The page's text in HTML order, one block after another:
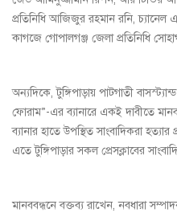
প্রতিনিধি আজিজুর রহমান রনি, চ্যানেল
কাগজে গোপালগঞ্জ জেলা প্রতিনিধি
অন্যদিকে, টুঙ্গিপাড়ায় পাটগাতী
ফোরাম”-এর ব্যানারে একই দাবীতে
ব্যানার হাতে উপস্থিত সাংবাদিকরা
এতে টুঙ্গিপাড়ার সকল প্রেসক্লাবের
মানববন্ধনে বক্তব্য রাখেন, নবধারা